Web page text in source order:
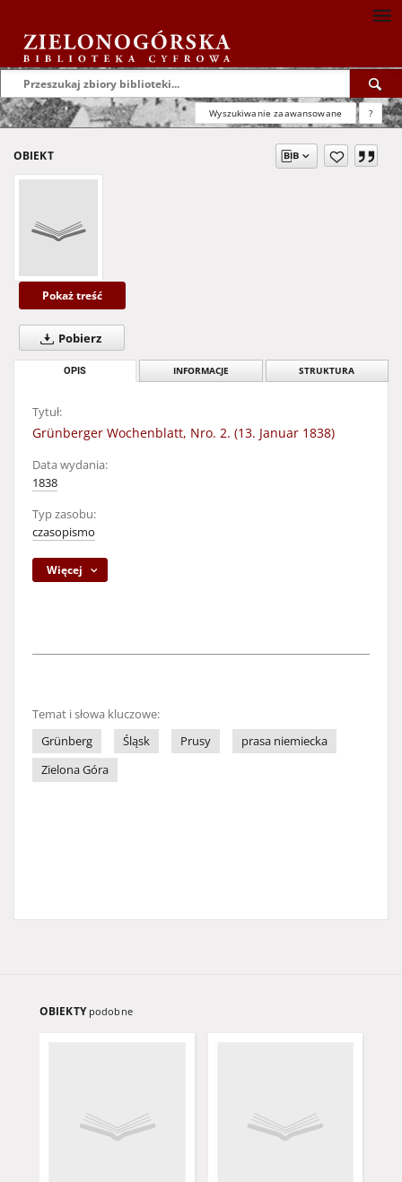
Wyszukiwanie zaawansowane ?
OBIEKT
Pokaż treść
Pobierz
OPIS INFORMACJE STRUKTURA
Tytuł:
Grünberger Wochenblatt, Nro. 2. (13. Januar 1838)
Data wydania:
1838
Typ zasobu:
czasopismo
Więcej
Temat i słowa kluczowe:
Grünberg
Śląsk Prusy
prasa niemiecka
Zielona Góra
OBIEKTY podobne